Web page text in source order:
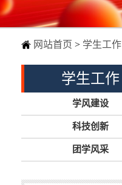
网站首页 > 学生工作
学生工作
学风建设
科技创新
团学风采